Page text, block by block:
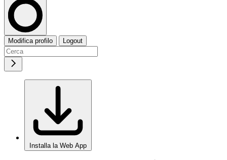
Modifica profilo Logout
Installa la Web App